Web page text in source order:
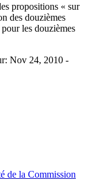
propositions « sur
des douzièmes
les douzièmes
Nov 24, 2010 -
de la Commission